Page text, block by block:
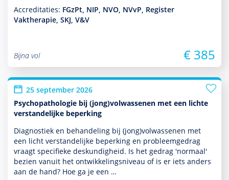
Accreditaties: FGzPt, NIP, NVO, NVvP, Register
Vaktherapie, SKJ, V&V
Bijna vol € 385
25 september 2026
Psychopathologie bij (jong)volwassenen met een lichte
verstandelijke beperking
Diagnostiek en behan­del­ing bij (jong)vol­was­senen met
een licht ver­stande­lijke beper­king en probleemgedrag
vraagt speci­fieke des­kun­dig­heid. Is het gedrag 'normaal'
bezien vanuit het ont­wikke­lingsniveau of is er iets anders
aan de hand? Hoe ga je een …